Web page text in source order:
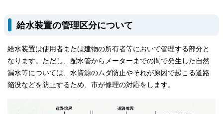
給水装置の管理区分について
給水装置は使用者または建物の所有者等において管理する部分と
なります。ただし、配水管からメーターまでの間で発生した自然
漏水等については、水資源のムダ防止やそれが原因で起こる道路
陥没などを防止するため、市が修理の対応をします。